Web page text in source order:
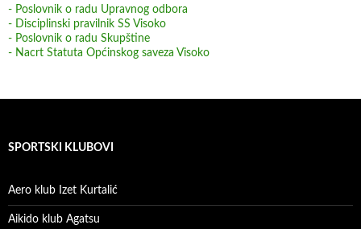
- Poslovnik o radu Upravnog odbora
- Disciplinski pravilnik SS Visoko
- Poslovnik o radu Skupštine
- Nacrt Statuta Općinskog saveza Visoko
SPORTSKI KLUBOVI
Aero klub Izet Kurtalić
Aikido klub Agatsu